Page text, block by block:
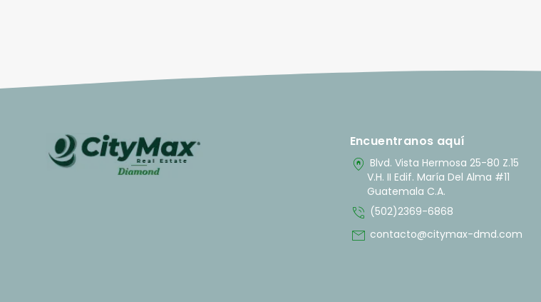
Encuentranos aquí
home_pin Blvd. Vista Hermosa 25-80 Z.15
V.H. II Edif. María Del Alma #11
Guatemala C.A.
phone_in_talk (502)2369-6868
mail contacto@citymax-dmd.com